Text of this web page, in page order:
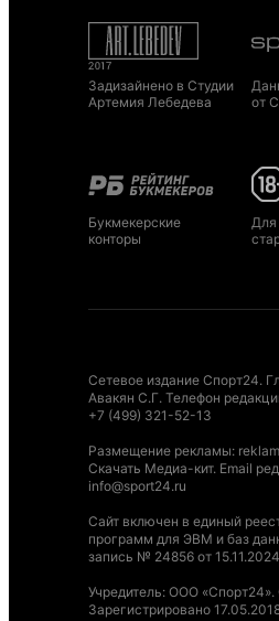
Задизайнено в Студии
Артемия Лебедева
от
Букмекерские
конторы
Для
Сетевое издание Спорт24.
Авакян С.Г. Телефон
+7 (499) 321-52-13
Размещение рекламы:
Скачать Медиа-кит. Email
info@sport24.ru
Сайт включен в единый
программ для ЭВМ и баз
запись № 24856 от
Учредитель: ООО
Зарегистрировано